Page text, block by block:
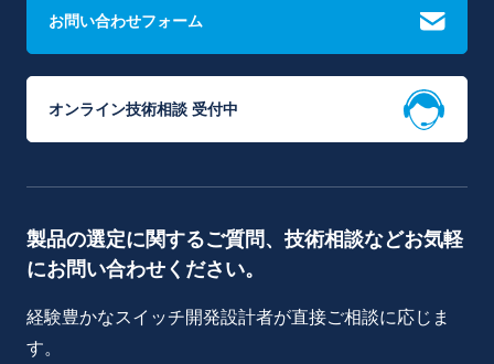
お問い合わせフォーム
オンライン技術相談 受付中
製品の選定に関するご質問、技術相談などお気軽
にお問い合わせください。
経験豊かなスイッチ開発設計者が直接ご相談に応じま
す。